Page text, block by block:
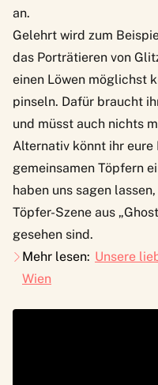
an.
Gelehrt wird zum
das Porträtieren von
einen Löwen möglichst
pinseln. Dafür braucht
und müsst auch nichts
Alternativ könnt ihr eure
gemeinsamen Töpfern
haben uns sagen
Töpfer-Szene aus
gesehen sind.
Mehr lesen: Unsere
Wien